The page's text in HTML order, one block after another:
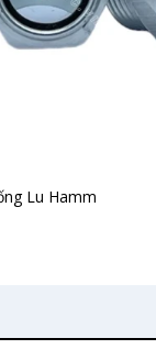
Lu Hamm